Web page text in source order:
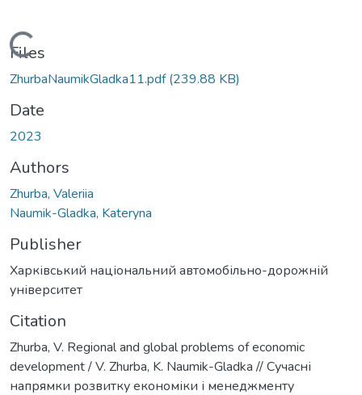
Loading...
Files
ZhurbaNaumikGladka11.pdf(239.88 KB)
Date
2023
Authors
Zhurba, Valeriia
Naumik-Gladka, Kateryna
Publisher
Харківський національний автомобільно-дорожній
університет
Citation
Zhurba, V. Regional and global problems of economic
development / V. Zhurba, K. Naumik-Gladka // Сучасні
напрямки розвитку економіки і менеджменту